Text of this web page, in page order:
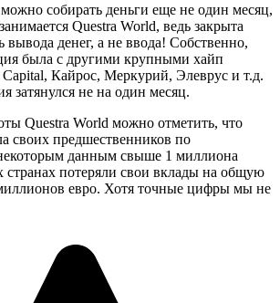
собирать деньги еще не один месяц,
Questra World, ведь закрыта
вывода денег, а не ввода! Собственно,
была с другими крупными хайп
Кайрос, Меркурий, Элеврус и т.д.
затянулся не на один месяц.
Questra World можно отметить, что
своих предшественников по
данным свыше 1 миллиона
странах потеряли свои вклады на общую
евро. Хотя точные цифры мы не